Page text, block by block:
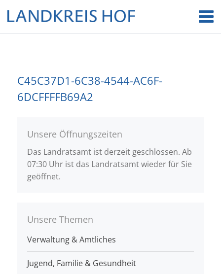
C45C37D1-6C38-4544-AC6F-
6DCFFFFB69A2
Unsere Öffnungszeiten
Das Landratsamt ist derzeit geschlossen. Ab
07:30 Uhr ist das Landratsamt wieder für Sie
geöffnet.
Unsere Themen
Verwaltung & Amtliches
Jugend, Familie & Gesundheit